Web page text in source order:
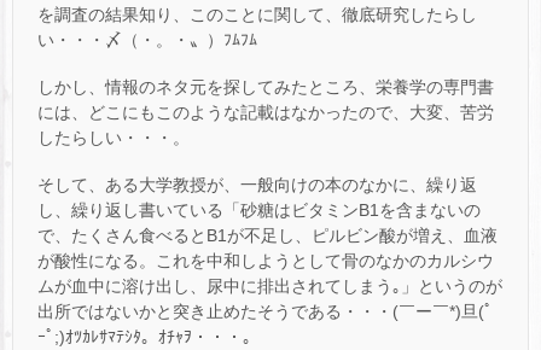
を調査の結果知り、このことに関して、徹底研究したらし
い・・・〆（・。・〟）ﾌﾑﾌﾑ
しかし、情報のネタ元を探してみたところ、栄養学の専門書
には、どこにもこのような記載はなかったので、大変、苦労
したらしい・・・。
そして、ある大学教授が、一般向けの本のなかに、繰り返
し、繰り返し書いている「砂糖はビタミンB1を含まないの
で、たくさん食べるとB1が不足し、ピルビン酸が増え、血液
が酸性になる。これを中和しようとして骨のなかのカルシウ
ムが血中に溶け出し、尿中に排出されてしまう｡」というのが
出所ではないかと突き止めたそうである・・・(￣ー￣*)旦(ﾟ
ｰﾟ;)ｵﾂｶﾚｻﾏﾃｼﾀ。ｵﾁｬｦ・・・。